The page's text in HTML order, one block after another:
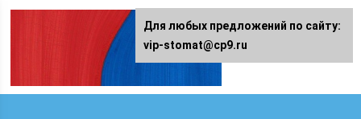
Для любых предложений по сайту:
vip-stomat@cp9.ru